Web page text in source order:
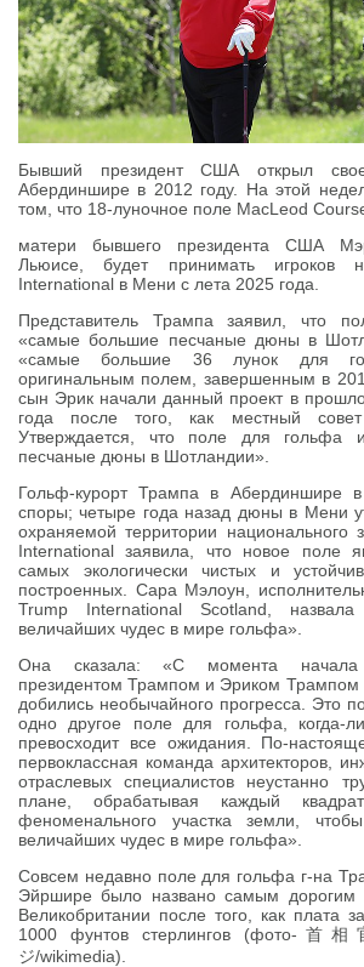
Бывший президент США открыл
Абердиншире в 2012 году. На этой
том, что 18-луночное поле MacLeod
матери бывшего президента США
Льюисе, будет принимать игроков
International в Мени с лета 2025 года.
Представитель Трампа заявил, что
«самые большие песчаные дюны в
«самые большие 36 лунок для
оригинальным полем, завершенным в
сын Эрик начали данный проект в
года после того, как местный
Утверждается, что поле для гольфа
песчаные дюны в Шотландии».
Гольф-курорт Трампа в Абердиншире
споры; четыре года назад дюны в Мени
охраняемой территории национального
International заявила, что новое поле
самых экологически чистых и
построенных. Сара Мэлоун,
Trump International Scotland,
величайших чудес в мире гольфа».
Она сказала: «С момента начала
президентом Трампом и Эриком
добились необычайного прогресса. Это
одно другое поле для гольфа, когда-
превосходит все ожидания. По-
первоклассная команда архитекторов,
отраслевых специалистов неустанно
плане, обрабатывая каждый
феноменального участка земли,
величайших чудес в мире гольфа».
Совсем недавно поле для гольфа г-на
Эйршире было названо самым дорогим
Великобритании после того, как плата
1000 фунтов стерлингов (фото-首
ジ/wikimedia).